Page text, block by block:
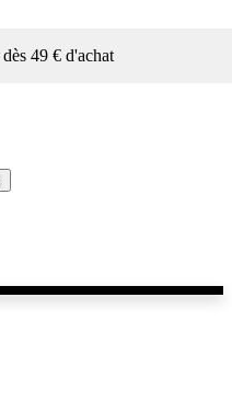
dès 49 € d'achat